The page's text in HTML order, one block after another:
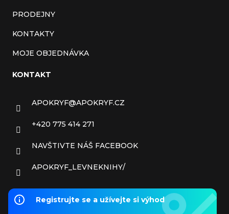
PRODEJNY
KONTAKTY
MOJE OBJEDNÁVKA
KONTAKT
APOKRYF@APOKRYF.CZ
+420 775 414 271
NAVŠTIVTE NÁŠ FACEBOOK
APOKRYF_LEVNEKNIHY/
Registrujte se a užívejte si výhod